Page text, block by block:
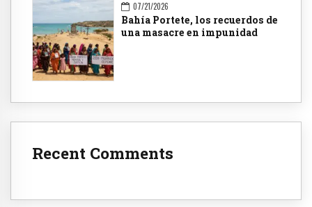
07/21/2026
Bahía Portete, los recuerdos de
una masacre en impunidad
Recent Comments